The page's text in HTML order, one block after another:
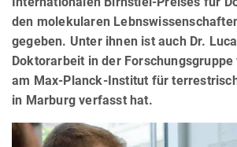
den molekularen
gegeben. Unter ihnen ist auch Dr.
Doktorarbeit in der Forschungsgruppe
am Max-Planck-Institut für
in Marburg verfasst hat.